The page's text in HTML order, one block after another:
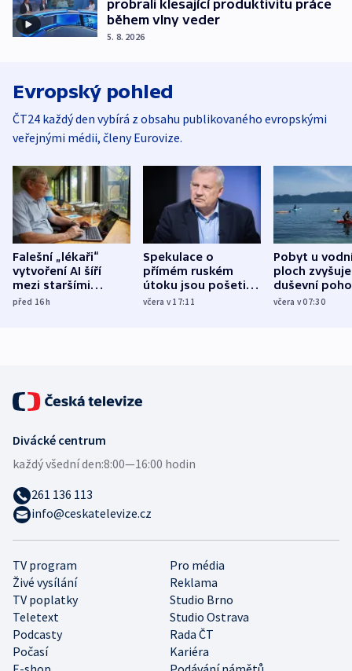
probrali klesající produktivitu práce
během vlny veder
5. 8. 2026
Evropský pohled
ČT24 každý den vybírá z obsahu publikovaného evropskými
veřejnými médii, členy Eurovize.
Falešní „lékaři“
vytvoření AI šíří
mezi staršími
Poláky nebezpečné
před 16h
Spekulace o
přímém ruském
útoku jsou pošetilé,
míní estonský
včera v 17:11
Pobyt u
ploch zvyšuje
duševní
ukázala
včera v 07:30
TV program
Pro média
Živé vysílání
Reklama
TV poplatky
Studio Brno
Teletext
Studio Ostrava
Podcasty
Rada ČT
Počasí
Kariéra
Divácké centrum
každý všední den:8:00—16:00 hodin
261 136 113
info@ceskatelevize.cz